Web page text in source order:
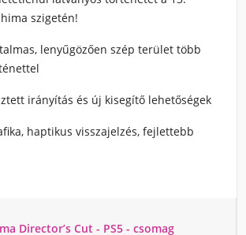
szigetén!
lenyűgözően szép terület több
irányítás és új kisegítő lehetőségek
haptikus visszajelzés, fejlettebb
Director’s Cut - PS5 - csomag